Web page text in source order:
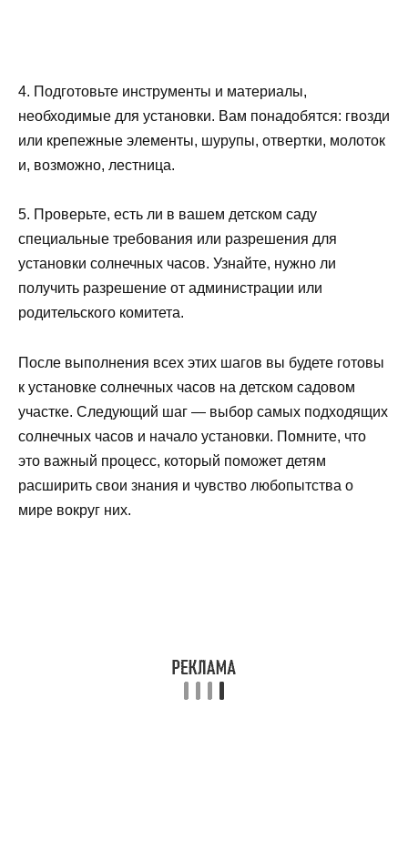
4. Подготовьте инструменты и материалы,
необходимые для установки. Вам понадобятся: гвозди
или крепежные элементы, шурупы, отвертки, молоток
и, возможно, лестница.
5. Проверьте, есть ли в вашем детском саду
специальные требования или разрешения для
установки солнечных часов. Узнайте, нужно ли
получить разрешение от администрации или
родительского комитета.
После выполнения всех этих шагов вы будете готовы
к установке солнечных часов на детском садовом
участке. Следующий шаг — выбор самых подходящих
солнечных часов и начало установки. Помните, что
это важный процесс, который поможет детям
расширить свои знания и чувство любопытства о
мире вокруг них.